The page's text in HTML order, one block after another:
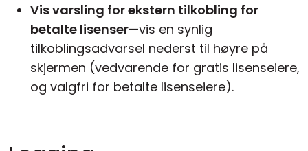
Vis varsling for ekstern tilkobling for
betalte lisenser—vis en synlig
tilkoblingsadvarsel nederst til høyre på
skjermen (vedvarende for gratis lisenseiere,
og valgfri for betalte lisenseiere).